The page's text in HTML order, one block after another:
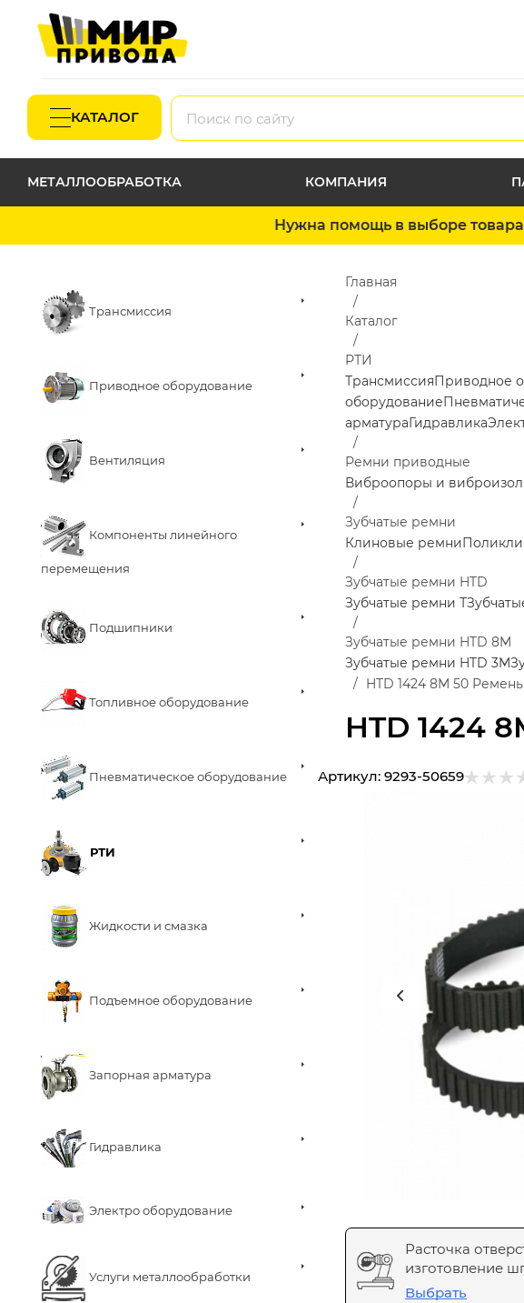
КАТАЛОГ
МЕТАЛЛООБРАБОТКА КОМПАНИЯ
Нужна помощь в выборе
Трансмиссия
Приводное оборудование
Вентиляция
Компоненты линейного
перемещения
Подшипники
Топливное оборудование
Пневматическое оборудование
РТИ
Жидкости и смазка
Подъемное оборудование
Запорная арматура
Гидравлика
Электро оборудование
Услуги металлообработки
HTD 1424
Главная
Каталог
РТИ
ТрансмиссияПриводное
оборудование
арматураГидравлика
Ремни приводные
Виброопоры и
Зубчатые ремни
Клиновые ремни
Зубчатые ремни HTD
Зубчатые ремни Т
Зубчатые ремни HTD 8M
Зубчатые ремни HTD 3M
HTD 1424 8M 50
Артикул: 9293-50659
Расточка
изготовление
Выбрать